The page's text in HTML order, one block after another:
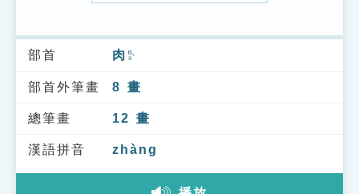
索引選單
知識索引
單字索引
生命大百科索引
部首 肉 ㄖㄡˋ
部首外筆畫 8 畫
總筆畫 12 畫
漢語拼音 zhàng